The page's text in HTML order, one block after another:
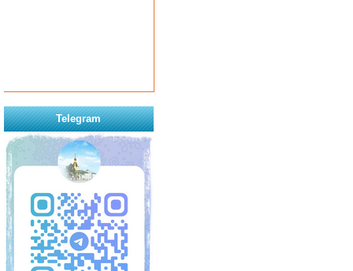
Telegram